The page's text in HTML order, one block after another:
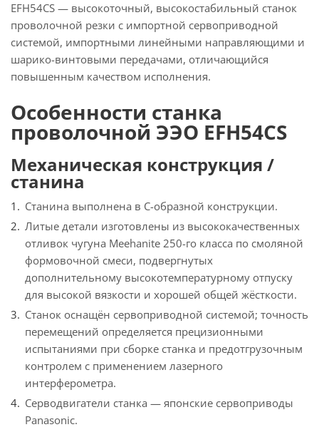
EFH54CS — высокоточный, высокостабильный станок
проволочной резки с импортной сервоприводной
системой, импортными линейными направляющими и
шарико-винтовыми передачами, отличающийся
повышенным качеством исполнения.
Особенности станка
проволочной ЭЭО EFH54CS
Механическая конструкция /
станина
Станина выполнена в C-образной конструкции.
Литые детали изготовлены из высококачественных
отливок чугуна Meehanite 250-го класса по смоляной
формовочной смеси, подвергнутых
дополнительному высокотемпературному отпуску
для высокой вязкости и хорошей общей жёсткости.
Станок оснащён сервоприводной системой; точность
перемещений определяется прецизионными
испытаниями при сборке станка и предотгрузочным
контролем с применением лазерного
интерферометра.
Серводвигатели станка — японские сервоприводы
Panasonic.